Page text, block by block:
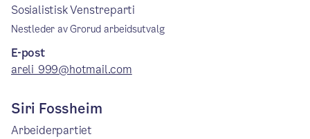
Sosialistisk Venstreparti
Nestleder av Grorud arbeidsutvalg
E-post
areli_999@hotmail.com
Siri Fossheim
Arbeiderpartiet